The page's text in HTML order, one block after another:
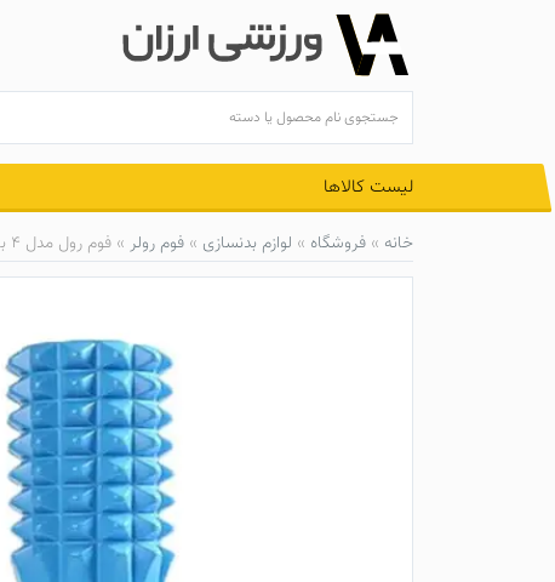
لیست کالاها
خانه » فروشگاه » لوازم بدنسازی » فوم رولر » فوم‌ رول مدل 4 بلند FMR-04B